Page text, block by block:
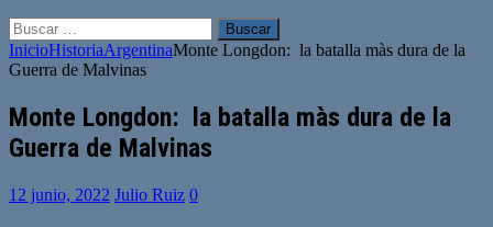
Buscar:
InicioHistoriaArgentinaMonte Longdon: la batalla màs dura de la
Guerra de Malvinas
Monte Longdon: la batalla màs dura de la
Guerra de Malvinas
12 junio, 2022 Julio Ruiz 0